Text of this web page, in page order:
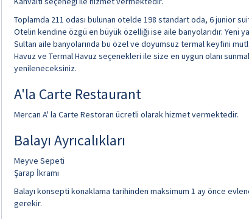
Toplamda 211 odası bulunan otelde 198 standart oda, 6 junior
Otelin kendine özgü en büyük özelliği ise aile banyolarıdır. Yeni
Sultan aile banyolarında bu özel ve doyumsuz termal keyfini
Havuz ve Termal Havuz seçenekleri ile size en uygun olanı
yenileneceksiniz.
A'la Carte Restaurant
Mercan A' la Carte Restoran ücretli olarak hizmet vermektedir.
Balayı Ayrıcalıkları
Meyve Sepeti
Şarap İkramı
Balayı konsepti konaklama tarihinden maksimum 1 ay önce
gerekir.